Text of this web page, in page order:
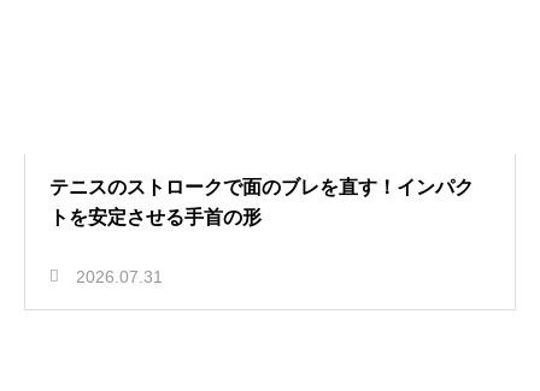
テニスのストロークで面のブレを直す！インパク
トを安定させる手首の形
2026.07.31